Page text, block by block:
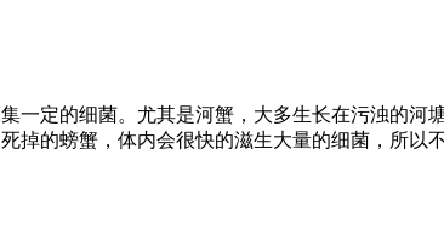
一定的细菌。尤其是河蟹，大多生长在污浊的
掉的螃蟹，体内会很快的滋生大量的细菌，所